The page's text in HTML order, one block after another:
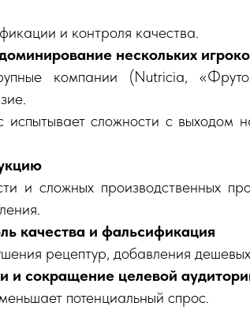
и контроля качества.
нескольких
компании (Nutricia,
сложности с выходом
и сложных производственных
качества и фальсификация
рецептур, добавления
и сокращение целевой
потенциальный спрос.